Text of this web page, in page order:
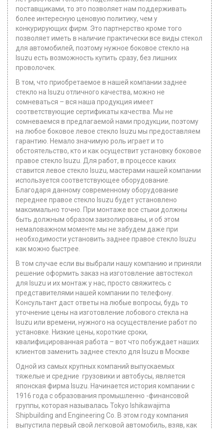
поставщиками, то это позволяет нам поддерживать
более интересную ценовую политику, чем у
конкурирующих фирм. Это партнерство кроме того
позволяет иметь в наличие практически все виды стекол
для автомобилей, поэтому нужное боковое стекло на
Isuzu есть возможность купить сразу, без лишних
проволочек.
В том, что приобретаемое в нашей компании заднее
стекло на Isuzu отличного качества, можно не
сомневаться – вся наша продукция имеет
соответствующие сертификаты качества. Мы не
сомневаемся в предлагаемой нами продукции, поэтому
на любое боковое левое стекло Isuzu мы предоставляем
гарантию. Немало значимую роль играет и то
обстоятельство, кто и как осуществит установку боковое
правое стекло Isuzu. Для работ, в процессе каких
ставится левое стекло Isuzu, мастерами нашей компании
используется соответствующее оборудование.
Благодаря данному современному оборудование
переднее правое стекло Isuzu будет установлено
максимально точно. При монтаже все стыки должны
быть должным образом заизолированы, и об этом
немаловажном моменте мы не забудем даже при
необходимости установить заднее правое стекло Isuzu
как можно быстрее.
В том случае если вы выбрали нашу компанию и приняли
решение оформить заказ на изготовление автостекол
для Isuzu и их монтаж у нас, просто свяжитесь с
представителями нашей компании по телефону.
Консультант даст ответы на любые вопросы, будь то
уточнение цены на изготовление лобового стекла на
Isuzu или времени, нужного на осуществление работ по
установке. Низкие цены, короткие сроки,
квалифицированная работа – вот что побуждает наших
клиентов заменить заднее стекло для Isuzu в Москве
Одной из самых крупных компаний выпускаемых
тяжелые и средние грузовики и автобусы, является
японская фирма Isuzu. Начинается история компании с
1916 года с образования промышленно -финансовой
группы, которая называлась Tokyo Ishikawajima
Shipbuilding and Engineering Co. В этом году компания
выпустила первый свой легковой автомобиль, взяв, как